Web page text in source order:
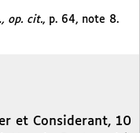
op. cit., p. 64, note 8.
et Considerant, 10